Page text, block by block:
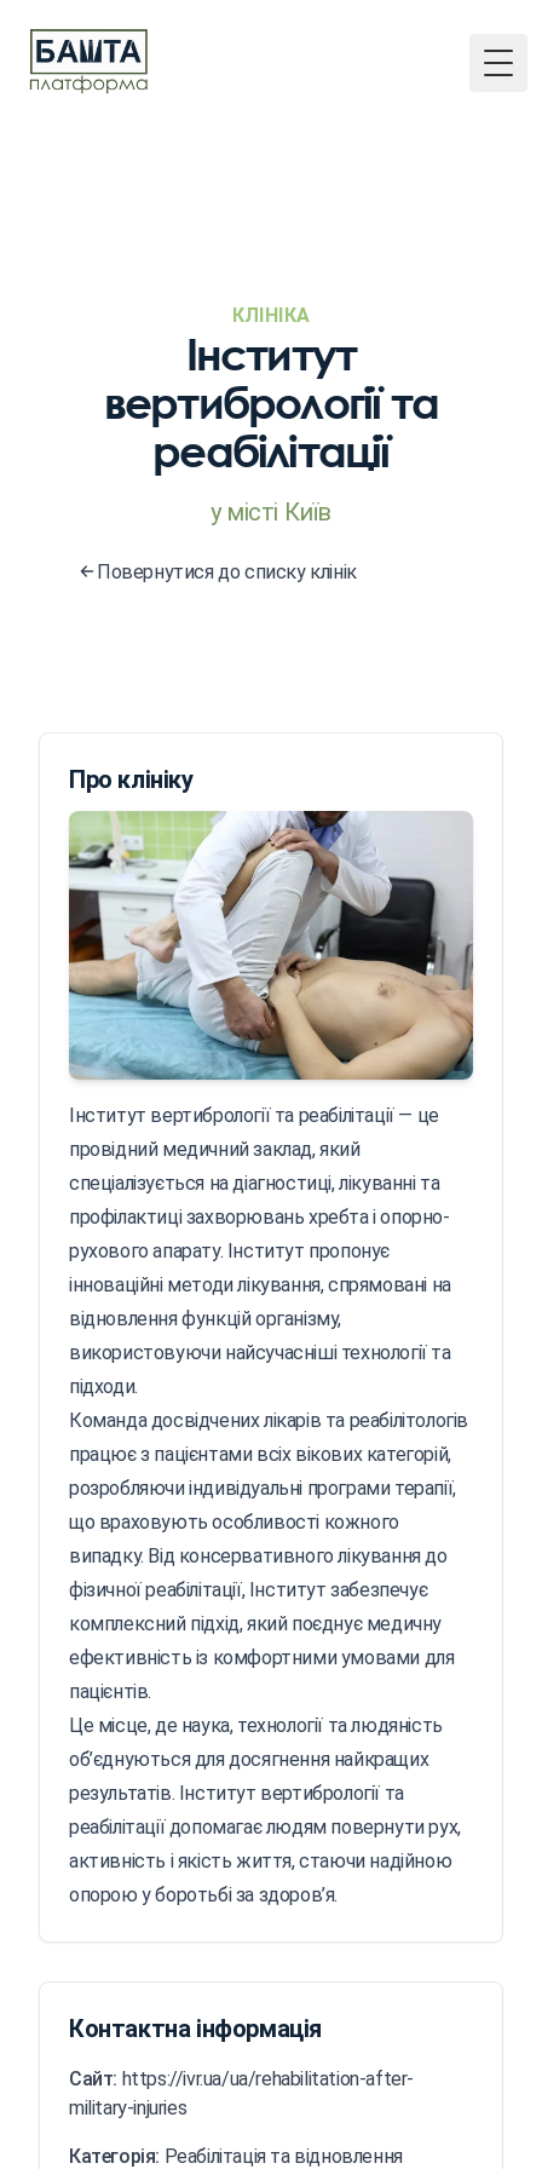
КЛІНІКА
Інститут
вертибрології та
реабілітації
у місті Київ
Повернутися до списку клінік
Про клініку
Інститут вертибрології та реабілітації — це
провідний медичний заклад, який
спеціалізується на діагностиці, лікуванні та
профілактиці захворювань хребта і опорно-
рухового апарату. Інститут пропонує
інноваційні методи лікування, спрямовані на
відновлення функцій організму,
використовуючи найсучасніші технології та
підходи.
Команда досвідчених лікарів та реабілітологів
працює з пацієнтами всіх вікових категорій,
розробляючи індивідуальні програми терапії,
що враховують особливості кожного
випадку. Від консервативного лікування до
фізичної реабілітації, Інститут забезпечує
комплексний підхід, який поєднує медичну
ефективність із комфортними умовами для
пацієнтів.
Це місце, де наука, технології та людяність
об’єднуються для досягнення найкращих
результатів. Інститут вертибрології та
реабілітації допомагає людям повернути рух,
активність і якість життя, стаючи надійною
опорою у боротьбі за здоров’я.
Контактна інформація
Сайт: https://ivr.ua/ua/rehabilitation-after-
military-injuries
Категорія: Реабілітація та відновлення